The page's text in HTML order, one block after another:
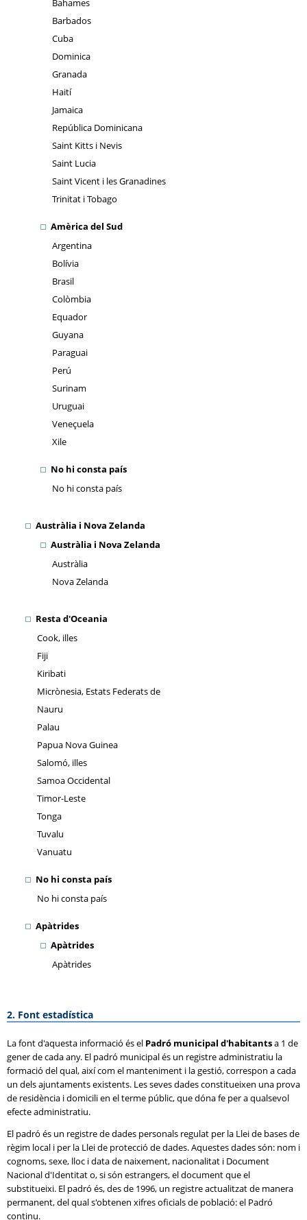
Bahames
Barbados
Cuba
Dominica
Granada
Haití
Jamaica
República Dominicana
Saint Kitts i Nevis
Saint Lucia
Saint Vicent i les Granadines
Trinitat i Tobago
Amèrica del Sud
Argentina
Bolívia
Brasil
Colòmbia
Equador
Guyana
Paraguai
Perú
Surinam
Uruguai
Veneçuela
Xile
No hi consta país
No hi consta país
Austràlia i Nova Zelanda
Austràlia i Nova Zelanda
Austràlia
Nova Zelanda
Resta d'Oceania
Cook, illes
Fiji
Kiribati
Micrònesia, Estats Federats de
Nauru
Palau
Papua Nova Guinea
Salomó, illes
Samoa Occidental
Timor-Leste
Tonga
Tuvalu
Vanuatu
No hi consta país
No hi consta país
Apàtrides
Apàtrides
Apàtrides
2. Font estadística
La font d'aquesta informació és el Padró municipal d'habitantsa 1 de
gener de cada any. El padró municipal és un registre administratiu la
formació del qual, així com el manteniment i la gestió, correspon a cada
un dels ajuntaments existents. Les seves dades constitueixen una prova
de residència i domicili en el terme públic, que dóna fe per a qualsevol
efecte administratiu.
El padró és un registre de dades personals regulat per la Llei de bases de
règim local i per la Llei de protecció de dades. Aquestes dades són: nom i
cognoms, sexe, lloc i data de naixement, nacionalitat i Document
Nacional d'Identitat o, si són estrangers, el document que el
substitueixi. El padró és, des de 1996, un registre actualitzat de manera
permanent, del qual s'obtenen xifres oficials de població: el Padró
continu.